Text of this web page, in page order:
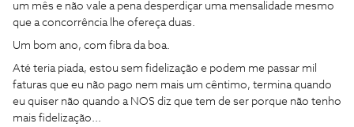
um mês e não vale a pena desperdiçar uma mensalidade mesmo
que a concorrência lhe ofereça duas.
Um bom ano, com fibra da boa.
Até teria piada, estou sem fidelização e podem me passar mil
faturas que eu não pago nem mais um cêntimo, termina quando
eu quiser não quando a NOS diz que tem de ser porque não tenho
mais fidelização...